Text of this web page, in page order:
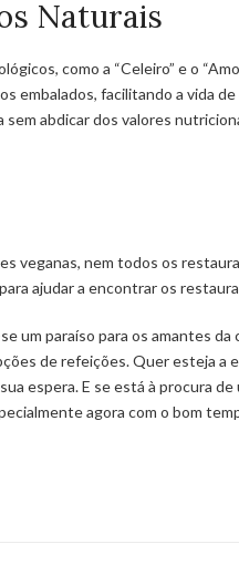
Naturais
como a “Celeiro” e o
embalados, facilitando a vida
abdicar dos valores
veganas, nem todos os
para ajudar a encontrar os
um paraíso para os amantes
de refeições. Quer esteja a
espera. E se está à procura
agora com o bom